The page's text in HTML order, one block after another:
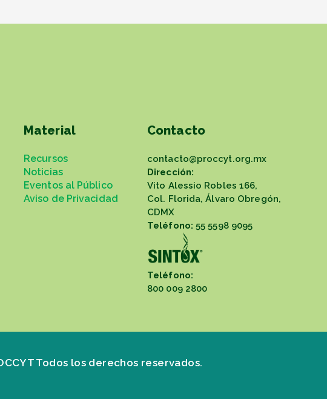
Material
Recursos
Noticias
Eventos al Público
Aviso de Privacidad
Contacto
contacto@proccyt.org.mx
Dirección:
Vito Alessio Robles 166,
Col. Florida, Álvaro Obregón,
CDMX
Teléfono: 55 5598 9095
Teléfono:
800 009 2800
Todos los derechos reservados.